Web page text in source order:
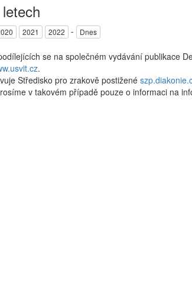
2021 2022 - Dnes
se na společném vydávání publikace
.
Středisko pro zrakově postižené
v takovém případě pouze o informaci na